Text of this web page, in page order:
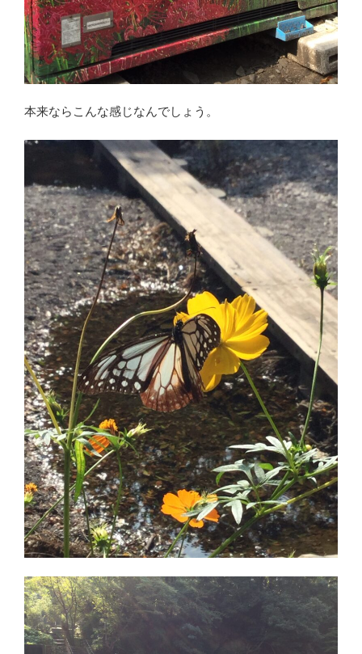
本来ならこんな感じなんでしょう。